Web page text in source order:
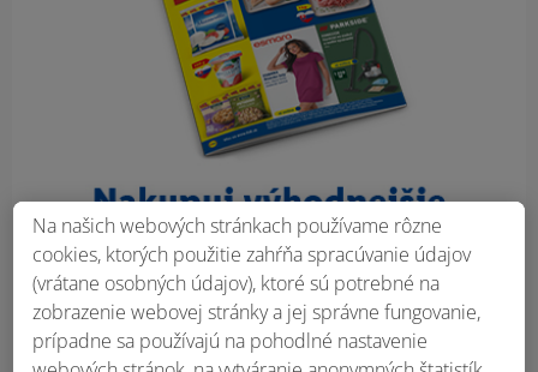
Na našich webových stránkach používame rôzne
cookies, ktorých použitie zahŕňa spracúvanie údajov
(vrátane osobných údajov), ktoré sú potrebné na
zobrazenie webovej stránky a jej správne fungovanie,
prípadne sa používajú na pohodlné nastavenie